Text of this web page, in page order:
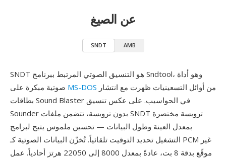
عن الصيغ
SNDT AMB
SNDT هو التنسيق الصوتي المرتبط ببرنامج Sndtool، وهو أداة
MS-DOS
بطاقات Sound Blaster في الحواسيب. على عكس تنسيق
Sounder بدون ترويسة، تتضمن ملفات SNDT ترويسة مختصرة
بمعدل العينة وطول البيانات — تحسين ملموس يتيح لبرامج
التشغيل تحديد التوقيت تلقائياً. تُخزّن البيانات الصوتية كـ PCM غير
موقّع بدقة 8 بت، عادةً بمعدل 8000 إلى 22050 هرتز أحادياً. عمل